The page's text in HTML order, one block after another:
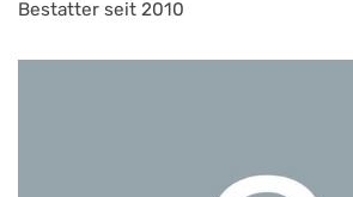
Bestatter seit 2010